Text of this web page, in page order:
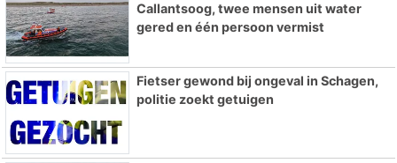
Callantsoog, twee mensen uit water
gered en één persoon vermist
Fietser gewond bij ongeval in Schagen,
politie zoekt getuigen